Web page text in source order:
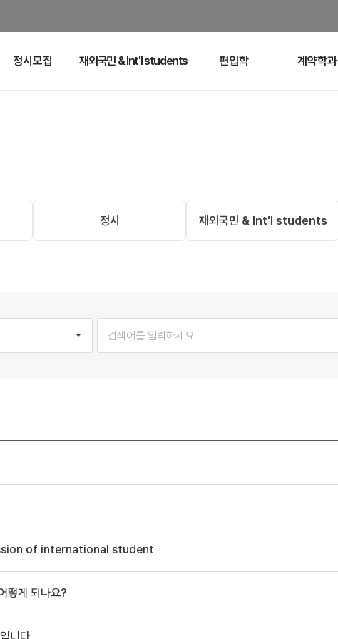
정시모집 재외국민 & Int'l students 편입학 계약학과
정시 재외국민 & Int'l students
of international student
떻게 되나요?